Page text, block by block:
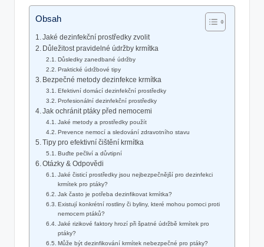
Obsah
Jaké dezinfekční prostředky zvolit
Důležitost pravidelné údržby krmítka
Důsledky zanedbané údržby
Praktické údržbové tipy
Bezpečné metody dezinfekce krmítka
Efektivní domácí dezinfekční prostředky
Profesionální dezinfekční prostředky
Jak ochránit ptáky před nemocemi
Jaké metody a prostředky použít
Prevence nemocí a sledování zdravotního stavu
Tipy pro efektivní čištění krmítka
Buďte pečliví a důvtipní
Otázky & Odpovědi
Jaké čisticí prostředky jsou nejbezpečnější pro dezinfekci
krmítek pro ptáky?
Jak často je potřeba dezinfikovat krmítka?
Existují konkrétní rostliny či byliny, které mohou pomoci proti
nemocem ptáků?
Jaké rizikové faktory hrozí při špatné údržbě krmítek pro
ptáky?
Může být dezinfikování krmítek nebezpečné pro ptáky?